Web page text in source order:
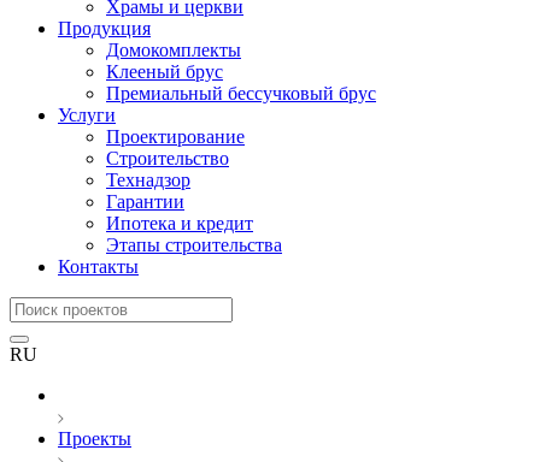
Храмы и церкви
Продукция
Домокомплекты
Клееный брус
Премиальный бессучковый брус
Услуги
Проектирование
Строительство
Технадзор
Гарантии
Ипотека и кредит
Этапы строительства
Контакты
RU
Проекты